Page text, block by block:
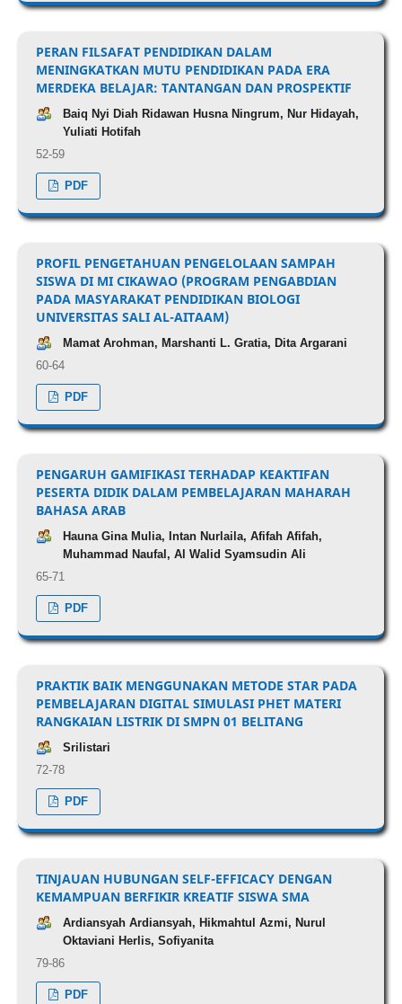
PERAN FILSAFAT PENDIDIKAN DALAM
MENINGKATKAN MUTU PENDIDIKAN PADA ERA
MERDEKA BELAJAR: TANTANGAN DAN PROSPEKTIF
Baiq Nyi Diah Ridawan Husna Ningrum, Nur Hidayah,
Yuliati Hotifah
52-59
PDF
PROFIL PENGETAHUAN PENGELOLAAN SAMPAH
SISWA DI MI CIKAWAO (PROGRAM PENGABDIAN
PADA MASYARAKAT PENDIDIKAN BIOLOGI
UNIVERSITAS SALI AL-AITAAM)
Mamat Arohman, Marshanti L. Gratia, Dita Argarani
60-64
PDF
PENGARUH GAMIFIKASI TERHADAP KEAKTIFAN
PESERTA DIDIK DALAM PEMBELAJARAN MAHARAH
BAHASA ARAB
Hauna Gina Mulia, Intan Nurlaila, Afifah Afifah,
Muhammad Naufal, Al Walid Syamsudin Ali
65-71
PDF
PRAKTIK BAIK MENGGUNAKAN METODE STAR PADA
PEMBELAJARAN DIGITAL SIMULASI PHET MATERI
RANGKAIAN LISTRIK DI SMPN 01 BELITANG
Srilistari
72-78
PDF
TINJAUAN HUBUNGAN SELF-EFFICACY DENGAN
KEMAMPUAN BERFIKIR KREATIF SISWA SMA
Ardiansyah Ardiansyah, Hikmahtul Azmi, Nurul
Oktaviani Herlis, Sofiyanita
79-86
PDF